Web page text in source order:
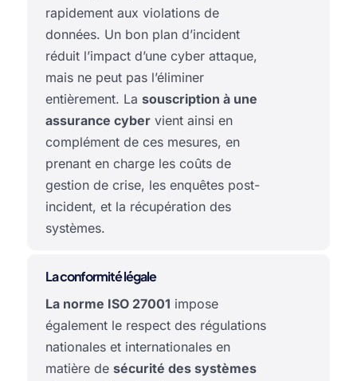
rapidement aux violations de
données. Un bon plan d’incident
réduit l’impact d’une cyber attaque,
mais ne peut pas l’éliminer
entièrement. La souscription à une
assurance cybervient ainsi en
complément de ces mesures, en
prenant en charge les coûts de
gestion de crise, les enquêtes post-
incident, et la récupération des
systèmes.
La conformité légale
La norme ISO 27001 impose
également le respect des régulations
nationales et internationales en
matière de sécurité des systèmes